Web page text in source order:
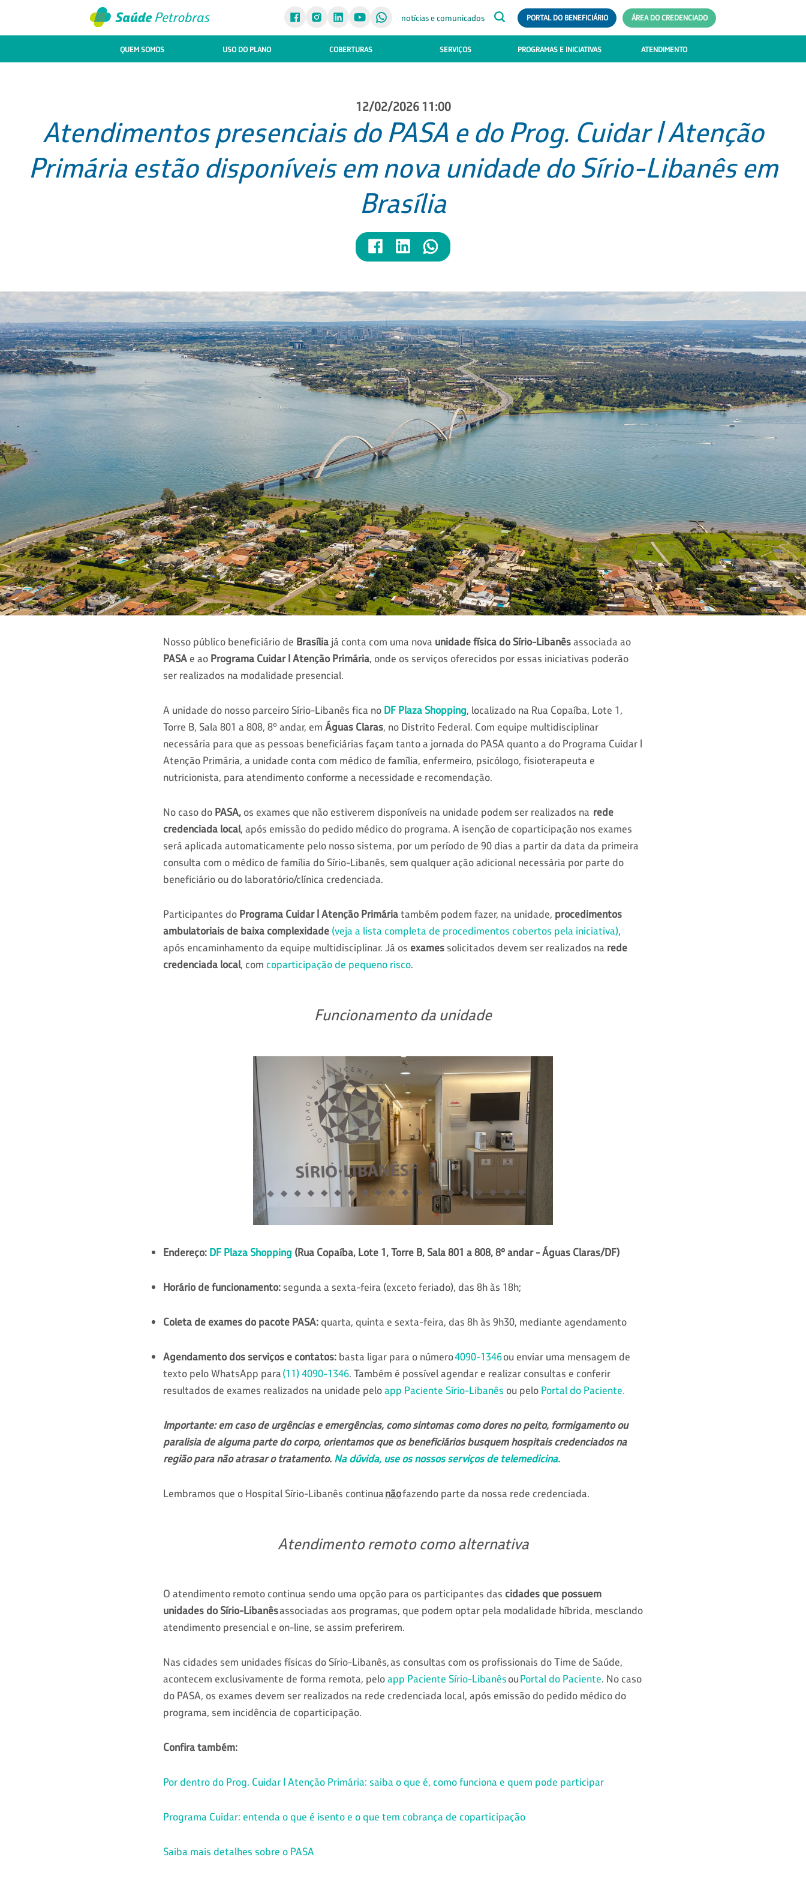
notícias e comunicados PORTAL DO BENEFICIÁRIO ÁREA DO CREDENCIADO
QUEM SOMOS USO DO PLANO COBERTURAS SERVIÇOS PROGRAMAS E INICIATIVAS ATENDIMENTO
12/02/2026 11:00
Atendimentos presenciais do PASA e do Prog. Cuidar | Atenção
Primária estão disponíveis em nova unidade do Sírio-Libanês em
Brasília
Nosso público beneficiário de Brasília já conta com uma nova unidade física do Sírio-Libanêsassociada ao
PASA e ao Programa Cuidar | Atenção Primária, onde os serviços oferecidos por essas iniciativas poderão
ser realizados na modalidade presencial.
A unidade do nosso parceiro Sírio-Libanês fica no DF Plaza Shopping, localizado na Rua Copaíba, Lote 1,
Torre B, Sala 801 a 808, 8º andar, em Águas Claras, no Distrito Federal. Com equipe multidisciplinar
necessária para que as pessoas beneficiárias façam tanto a jornada do PASA quanto a do Programa Cuidar |
Atenção Primária, a unidade conta com médico de família, enfermeiro, psicólogo, fisioterapeuta e
nutricionista, para atendimento conforme a necessidade e recomendação.
No caso do PASA, os exames que não estiverem disponíveis na unidade podem ser realizados na rede
credenciada local, após emissão do pedido médico do programa. A isenção de coparticipação nos exames
será aplicada automaticamente pelo nosso sistema, por um período de 90 dias a partir da data da primeira
consulta com o médico de família do Sírio-Libanês, sem qualquer ação adicional necessária por parte do
beneficiário ou do laboratório/clínica credenciada.
Participantes do Programa Cuidar | Atenção Primáriatambém podem fazer, na unidade, procedimentos
ambulatoriais de baixa complexidade (veja a lista completa de procedimentos cobertos pela iniciativa),
após encaminhamento da equipe multidisciplinar. Já os exames solicitados devem ser realizados na rede
credenciada local, com coparticipação de pequeno risco.
Funcionamento da unidade
Endereço: DF Plaza Shopping (Rua Copaíba, Lote 1, Torre B, Sala 801 a 808, 8º andar - Águas Claras/DF)
Horário de funcionamento: segunda a sexta-feira (exceto feriado), das 8h às 18h;
Coleta de exames do pacote PASA: quarta, quinta e sexta-feira, das 8h às 9h30, mediante agendamento
Agendamento dos serviços e contatos: basta ligar para o número4090-1346ou enviar uma mensagem de
texto pelo WhatsApp para(11) 4090-1346. Também é possível agendar e realizar consultas e conferir
resultados de exames realizados na unidade peloapp Paciente Sírio-Libanês ou pelo Portal do Paciente.
Importante: em caso de urgências e emergências, como sintomas como dores no peito, formigamento ou
paralisia de alguma parte do corpo, orientamos que os beneficiários busquem hospitais credenciados na
região para não atrasar o tratamento. Na dúvida, use os nossos serviços de telemedicina.
Lembramos que o Hospital Sírio-Libanês continuanãofazendo parte da nossa rede credenciada.
Atendimento remoto como alternativa
O atendimento remoto continua sendo uma opção para os participantes das cidades que possuem
unidades do Sírio-Libanêsassociadas aos programas, que podem optar pela modalidade híbrida, mesclando
atendimento presencial e on-line, se assim preferirem.
Nas cidades sem unidades físicas do Sírio-Libanês, as consultas com os profissionais do Time de Saúde,
acontecem exclusivamente de forma remota, peloapp Paciente Sírio-LibanêsouPortal do Paciente. No caso
do PASA, os exames devem ser realizados na rede credenciada local, após emissão do pedido médico do
programa, sem incidência de coparticipação.
Confira também:
Por dentro do Prog. Cuidar | Atenção Primária: saiba o que é, como funciona e quem pode participar
Programa Cuidar: entenda o que é isento e o que tem cobrança de coparticipação
Saiba mais detalhes sobre o PASA